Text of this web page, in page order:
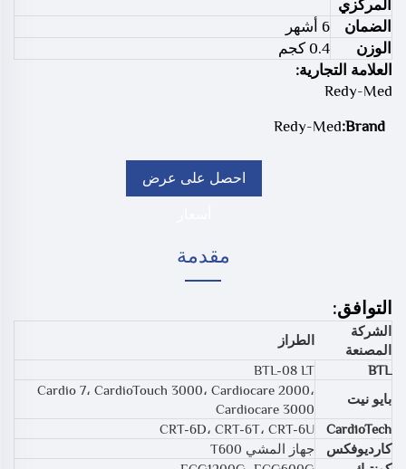
المركزي
الضمان
6 أشهر
الوزن
0.4 كجم
العلامة التجارية:
Redy-Med
Brand:
Redy-Med
احصل على عرض
مقدمة
التوافق:
الشركة
المصنعة
الطراز
BTL
BTL-08 LT
بايو نيت
Cardio 7، CardioTouch 3000، Cardiocare 2000،
Cardiocare 3000
CardioTech
CRT-6D، CRT-6T، CRT-6U
كارديوفكس
جهاز المشي T600